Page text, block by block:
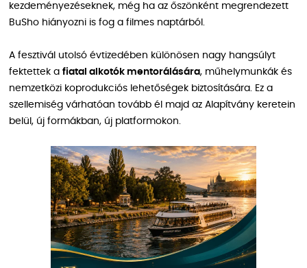
kezdeményezéseknek, még ha az őszönként megrendezett
BuSho hiányozni is fog a filmes naptárból.
A fesztivál utolsó évtizedében különösen nagy hangsúlyt
fektettek a fiatal alkotók mentorálására, műhelymunkák és
nemzetközi koprodukciós lehetőségek biztosítására. Ez a
szellemiség várhatóan tovább él majd az Alapítvány keretein
belül, új formákban, új platformokon.